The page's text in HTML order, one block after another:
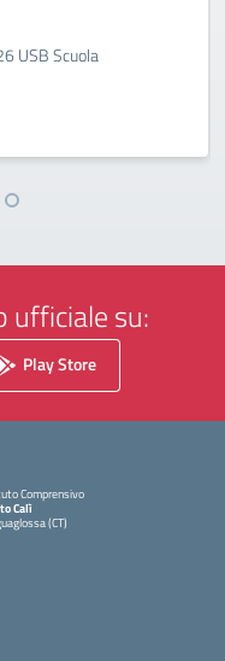
USB Scuola
ufficiale su:
Play Store
Comprensivo
Calì
(CT)
la pagina iniziale della scuola